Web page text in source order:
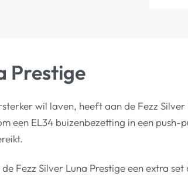
Prestige
wil laven, heeft aan de Fezz
een EL34 buizenbezetting in een
Fezz Silver Luna Prestige een extra